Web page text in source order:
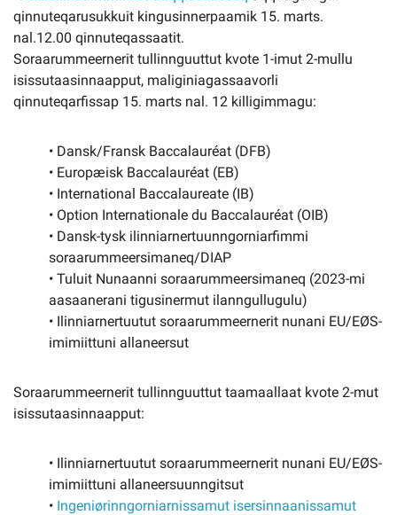
qinnuteqarusukkuit kingusinnerpaamik 15. marts.
nal.12.00 qinnuteqassaatit.
Soraarummeernerit tullinnguuttut kvote 1-imut 2-mullu
isissutaasinnaapput, maliginiagassaavorli
qinnuteqarfissap 15. marts nal. 12 killigimmagu:
• Dansk/Fransk Baccalauréat (DFB)
• Europæisk Baccalauréat (EB)
• International Baccalaureate (IB)
• Option Internationale du Baccalauréat (OIB)
• Dansk-tysk ilinniarnertuunngorniarfimmi
soraarummeersimaneq/DIAP
• Tuluit Nunaanni soraarummeersimaneq (2023-mi
aasaanerani tigusinermut ilanngullugulu)
• Ilinniarnertuutut soraarummeernerit nunani EU/EØS-
imimiittuni allaneersut
Soraarummeernerit tullinnguuttut taamaallaat kvote 2-mut
isissutaasinnaapput:
• Ilinniarnertuutut soraarummeernerit nunani EU/EØS-
imimiittuni allaneersuunngitsut
• Ingeniørinngorniarnissamut isersinnaanissamut